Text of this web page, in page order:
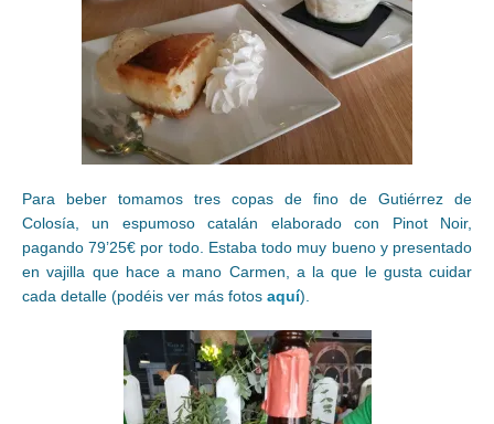
Para beber tomamos tres copas de fino de Gutiérrez de
Colosía, un espumoso catalán elaborado con Pinot Noir,
pagando 79’25€ por todo. Estaba todo muy bueno y presentado
en vajilla que hace a mano Carmen, a la que le gusta cuidar
cada detalle (podéis ver más fotos aquí).